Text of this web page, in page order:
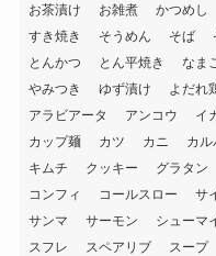
お茶漬け
お雑煮 かつめし
すき焼き
そうめん そば
とんかつ
とん平焼き なま
やみつき
ゆず漬け よだれ
アラビアータ
アンコウ イ
カップ麺
カツ カニ カル
キムチ
クッキー グラタン
コンフィ
コールスロー サ
サンマ
サーモン シューマ
スフレ
スペアリブ スープ